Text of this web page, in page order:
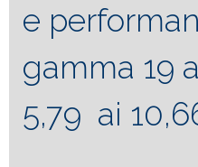
e
gamma 19
5,79 ai